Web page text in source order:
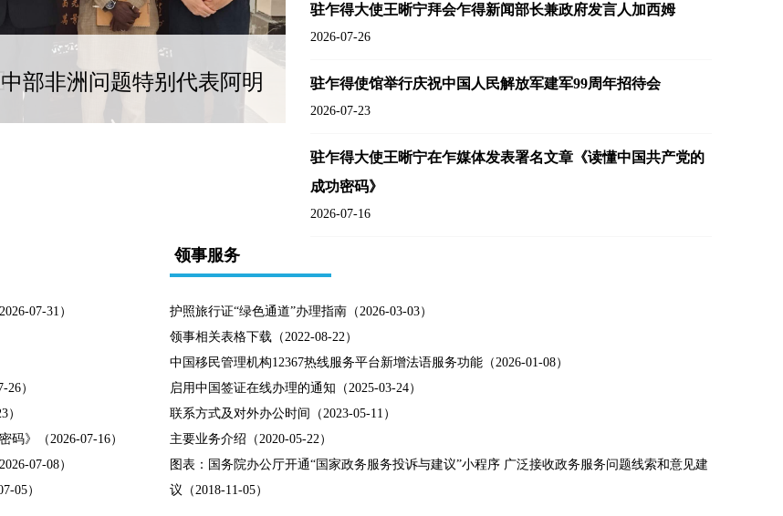
部非洲问题特别代表阿明 驻乍得大使王晰宁走访中国石油管道局乍
驻乍得大使王晰宁拜会乍得新闻部长兼政府发言人加西姆
2026-07-26
驻乍得使馆举行庆祝中国人民解放军建军99周年招待会
2026-07-23
驻乍得大使王晰宁在乍媒体发表署名文章《读懂中国共产党的
成功密码》
2026-07-16
07-31）
）
》（2026-07-16）
07-08）
05）
领事服务
护照旅行证“绿色通道”办理指南（2026-03-03）
领事相关表格下载（2022-08-22）
中国移民管理机构12367热线服务平台新增法语服务功能（2026-01-08）
启用中国签证在线办理的通知（2025-03-24）
联系方式及对外办公时间（2023-05-11）
主要业务介绍（2020-05-22）
图表：国务院办公厅开通“国家政务服务投诉与建议”小程序 广泛接收政务服务问题线索和意见建
议（2018-11-05）